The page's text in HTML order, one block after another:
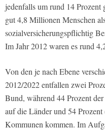
jedenfalls um rund 14 Prozent
gut 4,8 Millionen Menschen
sozialversicherungspflichtig
Im Jahr 2012 waren es rund
Von den je nach Ebene
2012/2022 entfallen zwei
Bund, während 44 Prozent
auf die Länder und 54
Kommunen kommen. Im